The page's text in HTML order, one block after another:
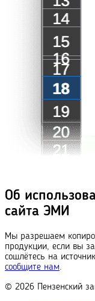
Об
сайта ЭМИ
Мы разрешаем
продукции, если вы
сошлётесь на
сообщите нам.
© 2026 Пензенский